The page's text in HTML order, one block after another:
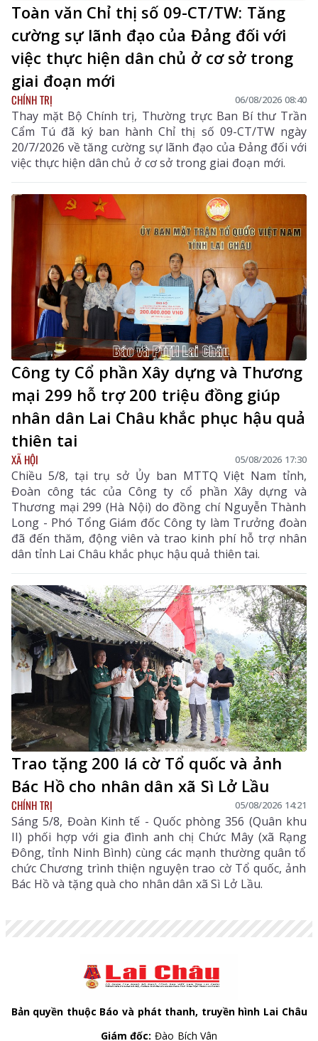
Toàn văn Chỉ thị số 09-CT/TW: Tăng
cường sự lãnh đạo của Đảng đối với
việc thực hiện dân chủ ở cơ sở trong
giai đoạn mới
CHÍNH TRỊ 06/08/2026 08:40
Thay mặt Bộ Chính trị, Thường trực Ban Bí thư Trần
Cẩm Tú đã ký ban hành Chỉ thị số 09-CT/TW ngày
20/7/2026 về tăng cường sự lãnh đạo của Đảng đối với
việc thực hiện dân chủ ở cơ sở trong giai đoạn mới.
Công ty Cổ phần Xây dựng và Thương
mại 299 hỗ trợ 200 triệu đồng giúp
nhân dân Lai Châu khắc phục hậu quả
thiên tai
XÃ HỘI 05/08/2026 17:30
Chiều 5/8, tại trụ sở Ủy ban MTTQ Việt Nam tỉnh,
Đoàn công tác của Công ty cổ phần Xây dựng và
Thương mại 299 (Hà Nội) do đồng chí Nguyễn Thành
Long - Phó Tổng Giám đốc Công ty làm Trưởng đoàn
đã đến thăm, động viên và trao kinh phí hỗ trợ nhân
dân tỉnh Lai Châu khắc phục hậu quả thiên tai.
Trao tặng 200 lá cờ Tổ quốc và ảnh
Bác Hồ cho nhân dân xã Sì Lở Lầu
CHÍNH TRỊ 05/08/2026 14:21
Sáng 5/8, Đoàn Kinh tế - Quốc phòng 356 (Quân khu
II) phối hợp với gia đình anh chị Chức Mây (xã Rạng
Đông, tỉnh Ninh Bình) cùng các mạnh thường quân tổ
chức Chương trình thiện nguyện trao cờ Tổ quốc, ảnh
Bác Hồ và tặng quà cho nhân dân xã Sì Lở Lầu.
Bản quyền thuộc Báo và phát thanh, truyền hình Lai Châu
Giám đốc: Đào Bích Vân